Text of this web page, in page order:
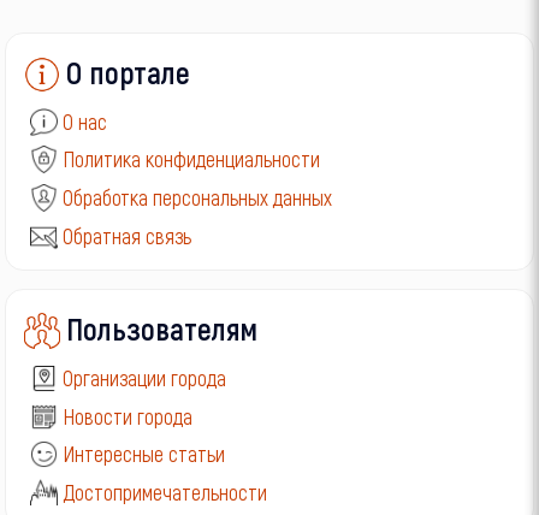
О портале
О нас
Политика конфиденциальности
Обработка персональных данных
Обратная связь
Пользователям
Организации города
Новости города
Интересные статьи
Достопримечательности